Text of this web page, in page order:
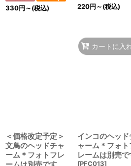
330円～(税込) 220円～(税込)
カートに入
＜価格改定予定＞
文鳥のヘッドチャ
ーム＊フォトフレ
インコのヘッド
ャーム＊フォト
レームは別売で
[PFC013]